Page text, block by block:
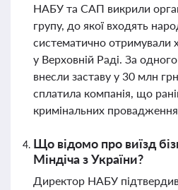
НАБУ та САП викрили
групу, до якої входять
систематично отримували
у Верховній Раді. За
внесли заставу у 30 млн
сплатила компанія, що
кримінальних
Що відомо про виїзд
Міндіча з України?
Директор НАБУ